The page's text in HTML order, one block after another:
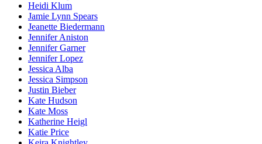
Heidi Klum
Jamie Lynn Spears
Jeanette Biedermann
Jennifer Aniston
Jennifer Garner
Jennifer Lopez
Jessica Alba
Jessica Simpson
Justin Bieber
Kate Hudson
Kate Moss
Katherine Heigl
Katie Price